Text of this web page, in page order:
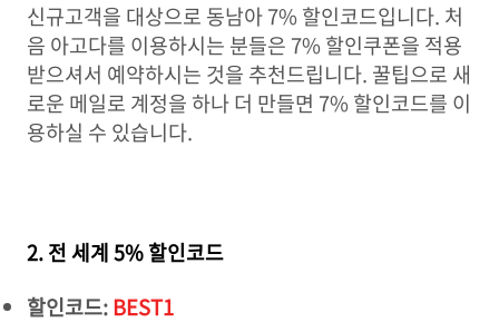
신규고객을 대상으로 동남아 7% 할인코드입니다. 처
음 아고다를 이용하시는 분들은 7% 할인쿠폰을 적용
받으셔서 예약하시는 것을 추천드립니다. 꿀팁으로 새
로운 메일로 계정을 하나 더 만들면 7% 할인코드를 이
용하실 수 있습니다.
2. 전 세계 5% 할인코드
할인코드:BEST1